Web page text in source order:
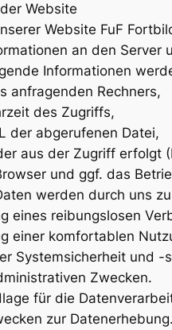
Website
Website FuF
an den Server
Informationen
anfragenden Rechners,
des Zugriffs,
der abgerufenen Datei,
aus der Zugriff erfolgt
und ggf. das
werden durch uns
eines reibungslosen
einer komfortablen
Systemsicherheit und -
Zwecken.
für die
zur